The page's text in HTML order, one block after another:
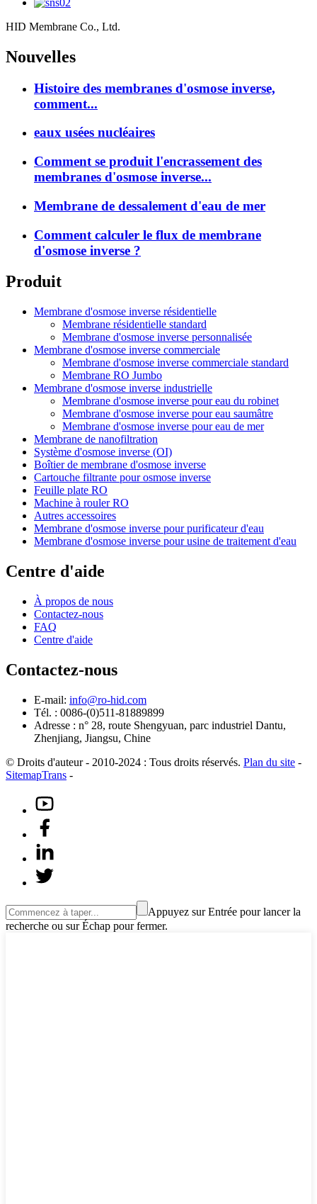
HID Membrane Co., Ltd.
Nouvelles
Histoire des membranes d'osmose inverse,
comment...
eaux usées nucléaires
Comment se produit l'encrassement des
membranes d'osmose inverse...
Membrane de dessalement d'eau de mer
Comment calculer le flux de membrane
d'osmose inverse ?
Produit
Membrane d'osmose inverse résidentielle
Membrane résidentielle standard
Membrane d'osmose inverse personnalisée
Membrane d'osmose inverse commerciale
Membrane d'osmose inverse commerciale standard
Membrane RO Jumbo
Membrane d'osmose inverse industrielle
Membrane d'osmose inverse pour eau du robinet
Membrane d'osmose inverse pour eau saumâtre
Membrane d'osmose inverse pour eau de mer
Membrane de nanofiltration
Système d'osmose inverse (OI)
Boîtier de membrane d'osmose inverse
Cartouche filtrante pour osmose inverse
Feuille plate RO
Machine à rouler RO
Autres accessoires
Membrane d'osmose inverse pour purificateur d'eau
Membrane d'osmose inverse pour usine de traitement d'eau
Centre d'aide
À propos de nous
Contactez-nous
FAQ
Centre d'aide
Contactez-nous
E-mail: info@ro-hid.com
Tél. : 0086-(0)511-81889899
Adresse : n° 28, route Shengyuan, parc industriel Dantu,
Zhenjiang, Jiangsu, Chine
© Droits d'auteur - 2010-2024 : Tous droits réservés. Plan du site -
SitemapTrans -
Appuyez sur Entrée pour lancer la
recherche ou sur Échap pour fermer.